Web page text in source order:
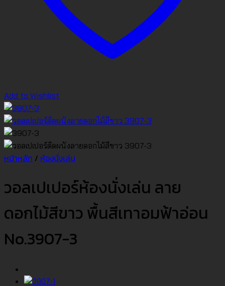
Add to Wishlist
หน้าหลัก / ห้องนั่งเล่น
วอลเปเปอร์ห้องนั่งเล่น ลาย
ดอกไม้สีขาว พื้นสีเทาอมฟ้าอ่อน
No.3907-3